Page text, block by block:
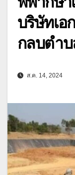
บริษัทเอ
กลบตำ
ส.ค. 14, 2024